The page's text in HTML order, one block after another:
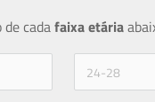
cada faixa etária